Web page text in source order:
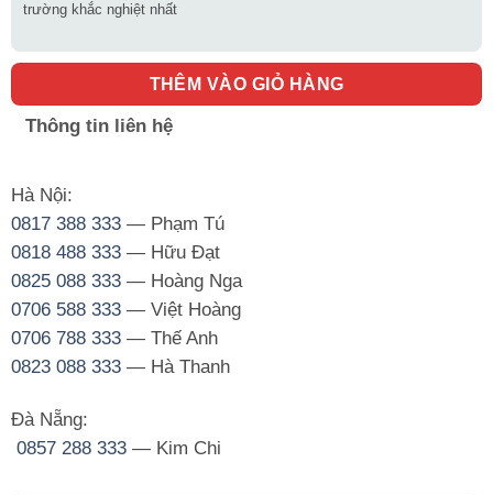
trường khắc nghiệt nhất
THÊM VÀO GIỎ HÀNG
Thông tin liên hệ
Hà Nội:
0817 388 333— Phạm Tú
0818 488 333— Hữu Đạt
0825 088 333— Hoàng Nga
0706 588 333— Việt Hoàng
0706 788 333— Thế Anh
0823 088 333— Hà Thanh
Đà Nẵng:
0857 288 333— Kim Chi